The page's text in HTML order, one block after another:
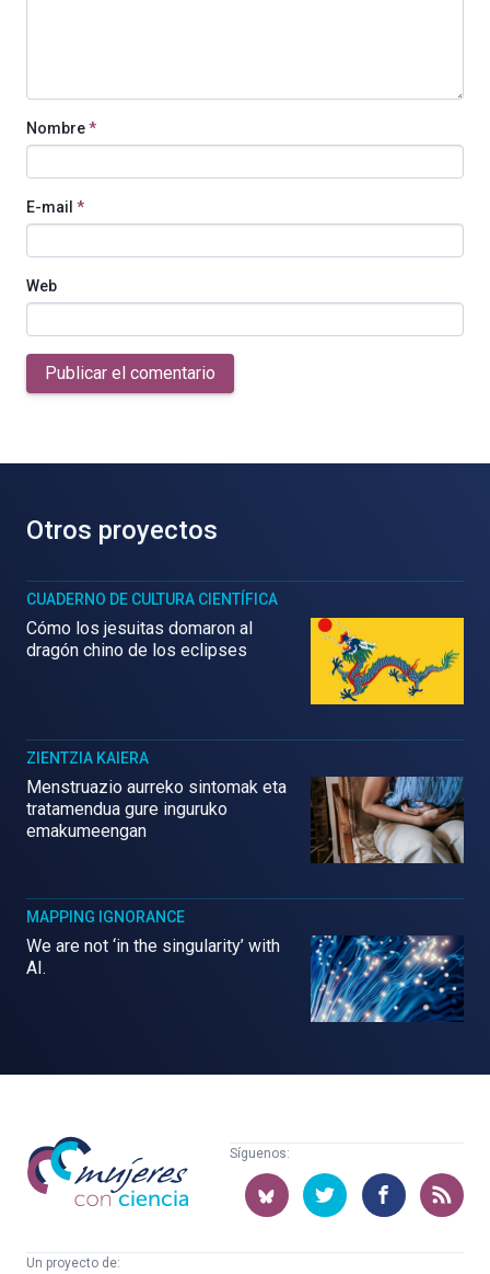
Nombre*
E-mail *
Web
Publicar el comentario
Otros proyectos
CUADERNO DE CULTURA CIENTÍFICA
Cómo los jesuitas domaron al
dragón chino de los eclipses
ZIENTZIA KAIERA
Menstruazio aurreko sintomak eta
tratamendua gure inguruko
emakumeengan
MAPPING IGNORANCE
We are not ‘in the singularity’ with
AI.
Mujeres
con
ciencia
Síguenos:
Un proyecto de: